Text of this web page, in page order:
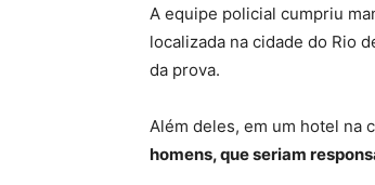
A equipe policial cumpriu
localizada na cidade do Rio
da prova.
Além deles, em um hotel na
homens, que seriam